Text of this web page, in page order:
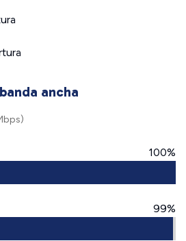
ancha
100%
99%